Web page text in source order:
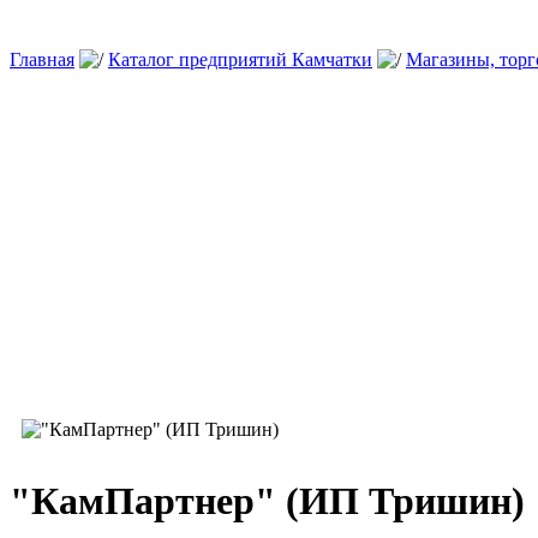
Главная Каталог предприятий Камчатки Магазины,
"КамПартнер" (ИП Тришин)